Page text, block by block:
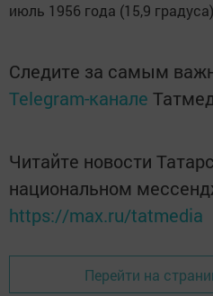
июль 1956 года (15,9
Следите за самым
Telegram-канале
Читайте новости
национальном
https://max.ru/tatmedia
Перейти на